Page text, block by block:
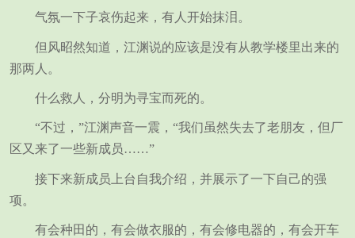
气氛一下子哀伤起来，有人开始抹泪。
但风昭然知道，江渊说的应该是没有从教学楼里出来的
那两人。
什么救人，分明为寻宝而死的。
“不过，”江渊声音一震，“我们虽然失去了老朋友，但厂
区又来了一些新成员……”
接下来新成员上台自我介绍，并展示了一下自己的强
项。
有会种田的，有会做衣服的，有会修电器的，有会开车